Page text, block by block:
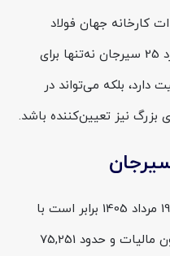
کارخانه جهان فولاد
سیرجان است. اطلاع از قیمت میلگرد 25 سیرجان نه‌تنها برای
دارد، بلکه می‌تواند در
بزرگ نیز تعیین‌کننده باشد.
قیمت میلگرد 25 سیرجان در تاریخ 19 مرداد 1405 برابر است با
68,410 تومان به‌ازای هر کیلوگرم بدون مالیات و حدود 75,251